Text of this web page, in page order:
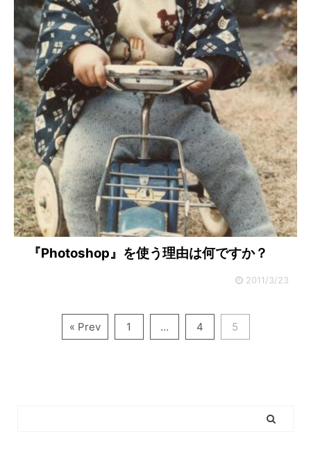
『Photoshop』を使う理由は何ですか？
2011/3/23
« Prev 1 … 4 5